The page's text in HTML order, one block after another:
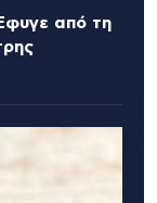
από τη